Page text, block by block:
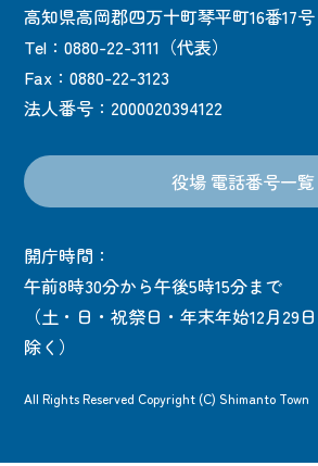
高知県高岡郡四万十町琴平町16番17号
Tel：0880-22-3111（代表）
Fax：0880-22-3123
法人番号：2000020394122
役場 電話番号一覧
開庁時間：
午前8時30分から午後5時15分まで
（土・日・祝祭日・年末年始12月29
除く）
All Rights Reserved Copyright (C) Shimanto Town